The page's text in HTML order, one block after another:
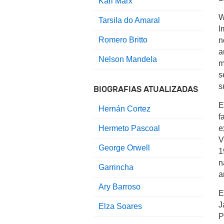
Tarsila do Amaral
Romero Britto
Nelson Mandela
BIOGRAFIAS ATUALIZADAS
Hernán Cortez
Hermeto Pascoal
George Orwell
Garrincha
Ary Barroso
Elza Soares